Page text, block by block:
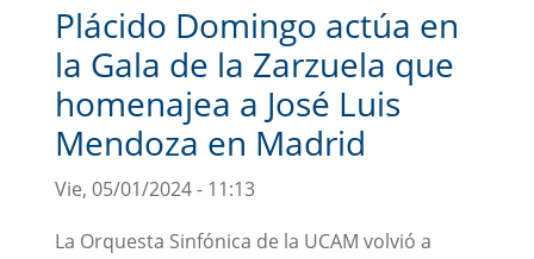
Plácido Domingo actúa en
la Gala de la Zarzuela que
homenajea a José Luis
Mendoza en Madrid
Vie, 05/01/2024 - 11:13
La Orquesta Sinfónica de la UCAM volvió a